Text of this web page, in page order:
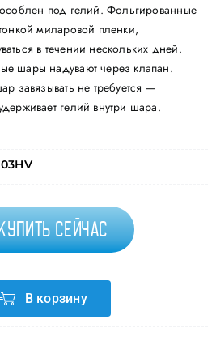
под гелий. Фольгированные
миларовой пленки,
в течении нескольких дней.
шары надувают через клапан.
завязывать не требуется —
гелий внутри шара.
сейчас
В корзину